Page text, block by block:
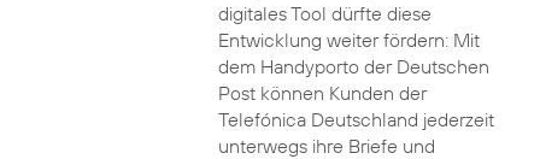
digitales Tool dürfte diese
Entwicklung weiter fördern: Mit
dem Handyporto der Deutschen
Post können Kunden der
Telefónica Deutschland jederzeit
unterwegs ihre Briefe und